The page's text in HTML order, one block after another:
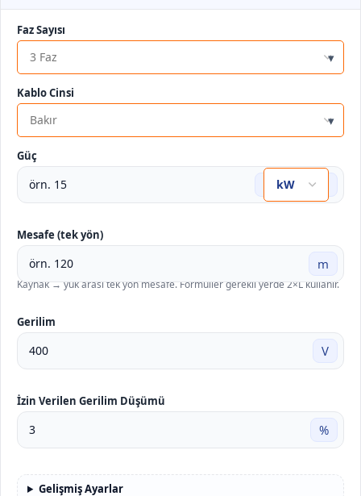
Faz Sayısı
▾
Kablo Cinsi
▾
Güç
Mesafe (tek yön)
m
Kaynak → yük arası tek yön mesafe. Formüller gerekli yerde 2×L kullanır.
Gerilim
V
İzin Verilen Gerilim Düşümü
%
Gelişmiş Ayarlar